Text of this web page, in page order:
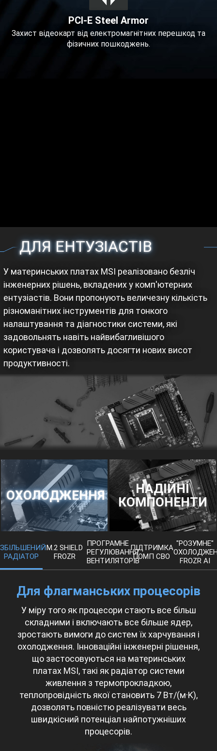
PCI-E Steel Armor
Захист відеокарт від електромагнітних перешкод та
фізичних пошкоджень.
ДЛЯ ЕНТУЗІАСТІВ
У материнських платах MSI реалізовано безліч
інженерних рішень, вкладених у комп'ютерних
ентузіастів. Вони пропонують величезну кількість
різноманітних інструментів для тонкого
налаштування та діагностики системи, які
задовольнять навіть найвибагливішого
користувача і дозволять досягти нових висот
продуктивності.
ОХОЛОДЖЕННЯ
НАДІЙНІ
КОМПОНЕНТИ
ЗБІЛЬШЕНИЙ
РАДІАТОР
M.2 SHIELD
FROZR
ПРОГРАМНЕ
РЕГУЛЮВАННЯ
ВЕНТИЛЯТОРІВ
ПІДТРИМКА
ПОМП СВО
"РОЗУМНЕ"
FROZR AI
Для флагманських процесорів
У міру того як процесори стають все більш
складними і включають все більше ядер,
зростають вимоги до систем їх харчування і
охолодження. Інноваційні інженерні рішення,
що застосовуються на материнських
платах MSI, такі як радіатор системи
живлення з термопрокладкою,
теплопровідність якої становить 7 Вт/(м·K),
дозволять повністю реалізувати весь
швидкісний потенціал найпотужніших
процесорів.